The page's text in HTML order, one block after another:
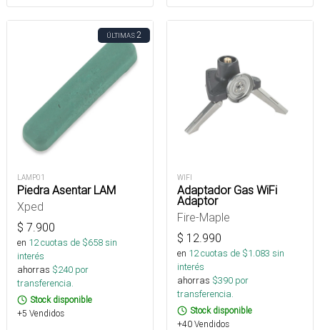
ÚLTIMAS2
LAMP01
Piedra Asentar LAM
Xped
$ 7.900
en 12cuotas de $658sin
interés
ahorras $240 por
transferencia.
Stock disponible
+5 Vendidos
WIFI
Adaptador Gas WiFi
Adaptor
Fire-Maple
$ 12.990
en 12cuotas de $1.083 sin
interés
ahorras $390 por
transferencia.
Stock disponible
+40 Vendidos